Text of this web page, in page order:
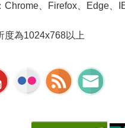
Chrome、Firefox、Edge、
度為1024x768以上